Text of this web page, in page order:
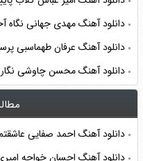
دانلود آهنگ مهدی جهانی نگاه
دانلود آهنگ عرفان طهماسبی
دانلود آهنگ محسن چاوشی نگار
دانلود آهنگ احمد صفایی
دانلود آهنگ احسان خواجه